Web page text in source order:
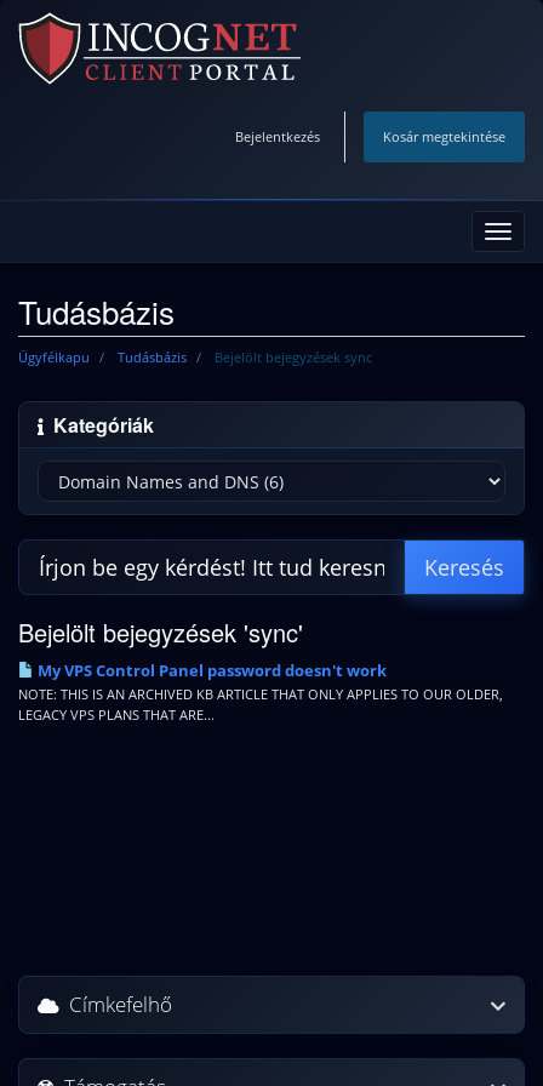
Bejelentkezés Kosár megtekintése
a
Tudásbázis
Ügyfélkapu Tudásbázis Bejelölt bejegyzések sync
Kategóriák
Bejelölt bejegyzések 'sync'
My VPS Control Panel password doesn't work
NOTE: THIS IS AN ARCHIVED KB ARTICLE THAT ONLY APPLIES TO OUR OLDER,
LEGACY VPS PLANS THAT ARE...
Címkefelhő